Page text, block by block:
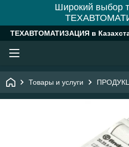
Широкий выбор
ТЕХАВТОМАТИЗАЦИЯ в
Товары и услуги